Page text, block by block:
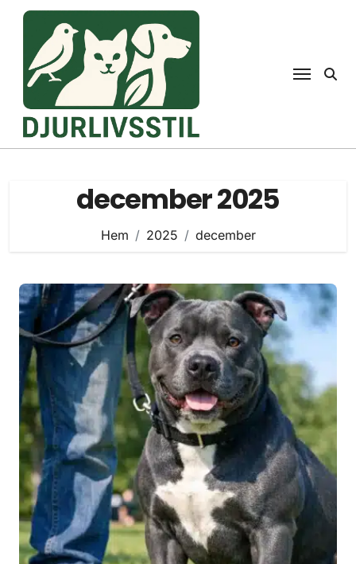
Hoppa
innehåll
december 2025
Hem 2025 december